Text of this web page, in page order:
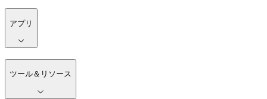
アプリ
ツール＆リソース